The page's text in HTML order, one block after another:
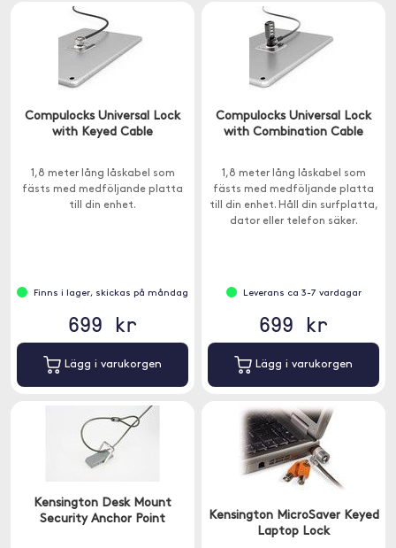
Compulocks Universal Lock
with Keyed Cable
1,8 meter lång låskabel som
fästs med medföljande platta
till din enhet.
Finns i lager, skickas på måndag
699 kr
Lägg i varukorgen
Compulocks Universal Lock
with Combination Cable
1,8 meter lång låskabel som
fästs med medföljande platta
till din enhet. Håll din surfplatta,
dator eller telefon säker.
Leverans ca 3-7 vardagar
699 kr
Lägg i varukorgen
Kensington Desk Mount
Security Anchor Point
Kensington MicroSaver Keyed
Laptop Lock